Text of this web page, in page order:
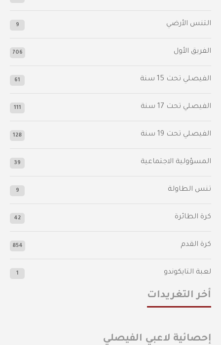
التنس الأرضي 9
الفريق الأول 706
الفيصلي‬⁩ تحت 15 سنة 61
‫الفيصلي‬⁩ تحت 17 سنة 111
الفيصلي‬⁩ تحت 19 سنة 128
المسؤولية الاجتماعية 39
تنس الطاولة 9
كرة الطائرة 42
كرة القدم 854
لعبة التايكوندو 1
أخر التغريدات
إحصائية لاعبي الفيصلي